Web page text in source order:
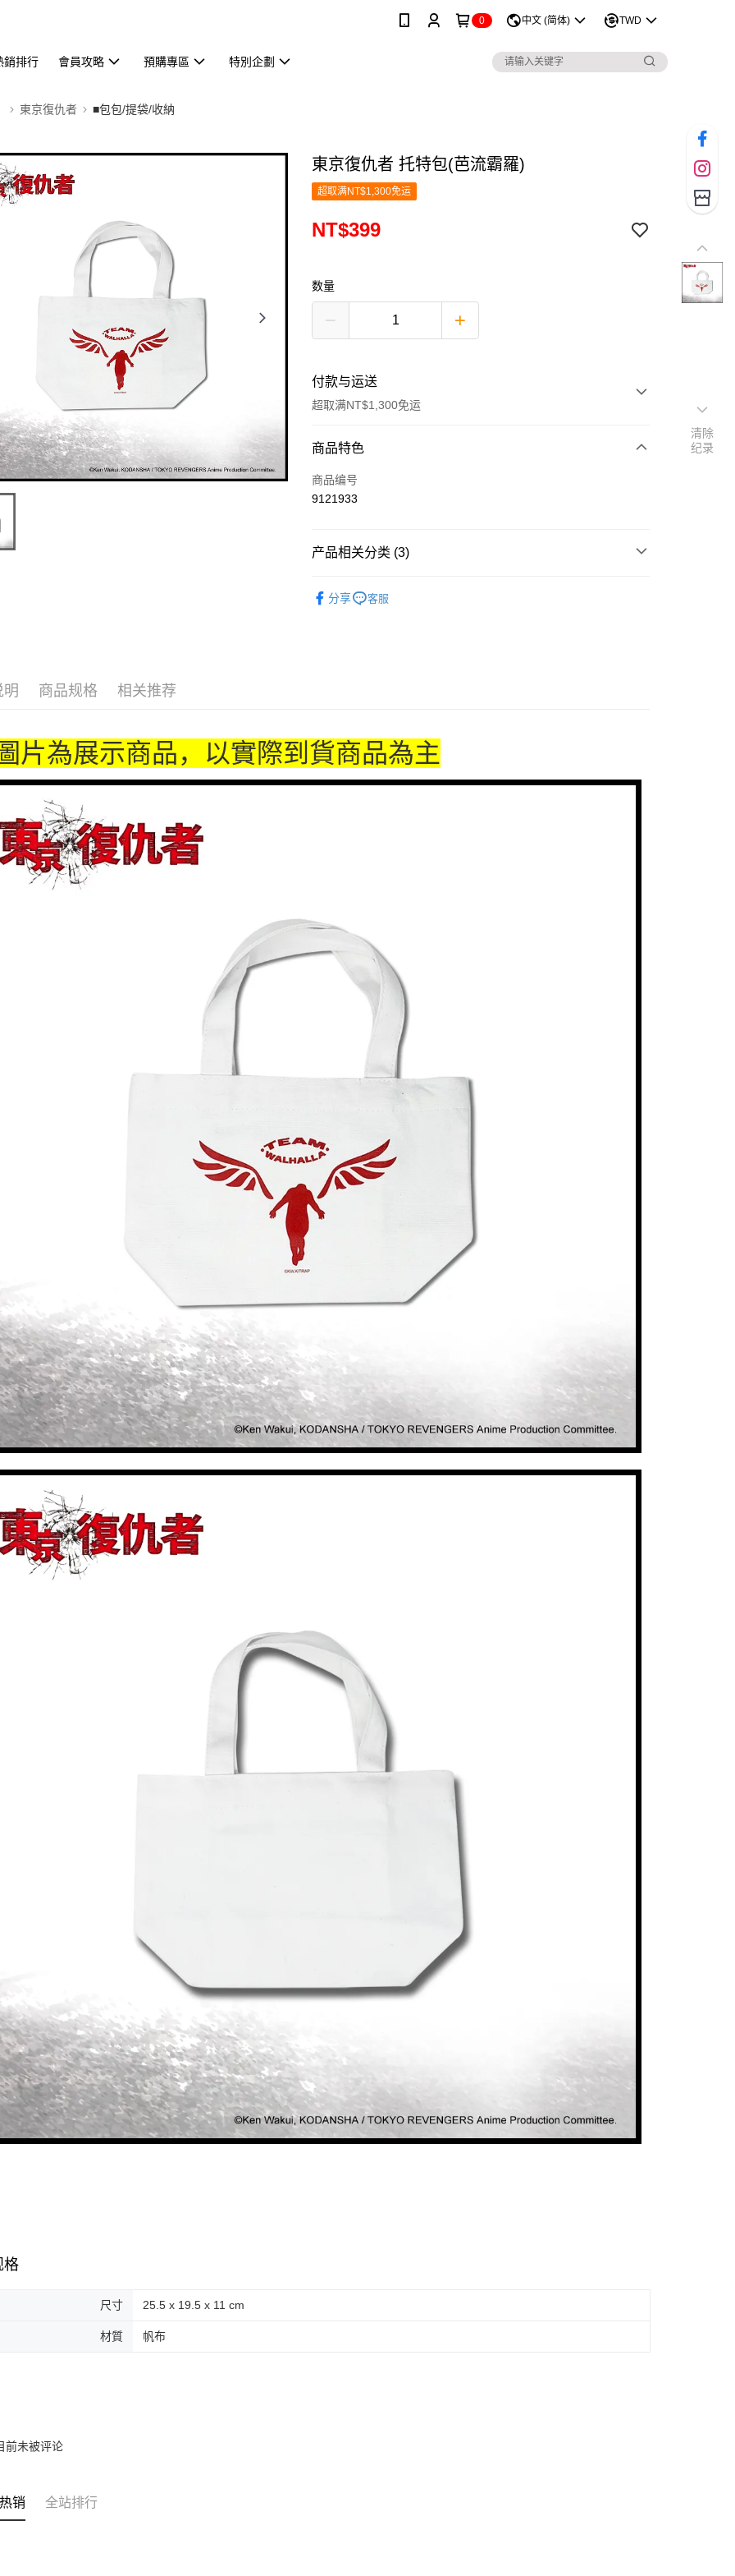
0 中文 (简体) TWD
銷排行 會員攻略 預購專區 特別企劃
東京復仇者 ■包包/提袋/收納
東京復仇者 托特包(芭流霸羅)
超取满NT$1,300免运
NT$399
数量
付款与运送
超取满NT$1,300免运
付款方式
信用卡一次付款
悠遊付
运送方式
7-11取貨付款
每笔NT$65，满NT$1,300(含以上)免运费
付款後7-11取貨
每笔NT$65，满NT$1,300(含以上)免运费
宅配-木棉花樂園專用
每笔NT$100，满NT$1,300(含以上)免运费
宅配-離島(澎湖/金門/馬祖)-木棉花樂園專用
每笔NT$220
黑貓宅配-貨到付款
每笔NT$150
商品特色
商品编号
9121933
产品相关分类 (3)
者
■包包/提袋/收納
分享 客服
明 商品规格 相关推荐
片為展示商品，以實際到貨商品為主
格
尺寸 25.5 x 19.5 x 11 cm
材質 帆布
前未被评论
销 全站排行
清除
纪录